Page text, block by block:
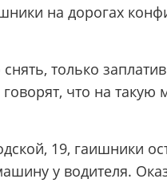
на дорогах
только
что на
19, гаишники
у водителя.